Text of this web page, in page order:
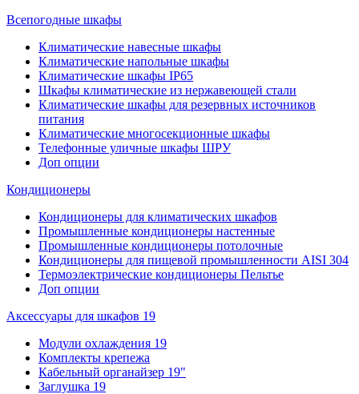
Всепогодные шкафы
Климатические навесные шкафы
Климатические напольные шкафы
Климатические шкафы IP65
Шкафы климатические из нержавеющей стали
Климатические шкафы для резервных источников
питания
Климатические многосекционные шкафы
Телефонные уличные шкафы ШРУ
Доп опции
Кондиционеры
Кондиционеры для климатических шкафов
Промышленные кондиционеры настенные
Промышленные кондиционеры потолочные
Кондиционеры для пищевой промышленности AISI 304
Термоэлектрические кондиционеры Пельтье
Доп опции
Аксессуары для шкафов 19
Модули охлаждения 19
Комплекты крепежа
Кабельный органайзер 19"
Заглушка 19